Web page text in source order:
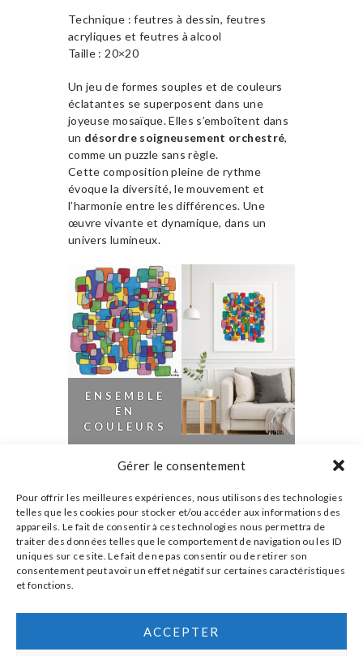
Gérer le consentement
Pour offrir les meilleures expériences, nous utilisons des technologies
telles que les cookies pour stocker et/ou accéder aux informations des
appareils. Le fait de consentir à ces technologies nous permettra de
traiter des données telles que le comportement de navigation ou les ID
uniques sur ce site. Le fait de ne pas consentir ou de retirer son
consentement peut avoir un effet négatif sur certaines caractéristiques
et fonctions.
ACCEPTER
Technique : feutres à dessin, feutres
acryliques et feutres à alcool
Taille : 20×20
Un jeu de formes souples et de couleurs
éclatantes se superposent dans une
joyeuse mosaïque. Elles s’emboîtent dans
un désordre soigneusement orchestré,
comme un puzzle sans règle.
Cette composition pleine de rythme
évoque la diversité, le mouvement et
l’harmonie entre les différences. Une
œuvre vivante et dynamique, dans un
univers lumineux.
ENSEMBLE
EN
COULEURS
EN
EN
SITUATION
UNIVERS-GALERIE-CONTACT-